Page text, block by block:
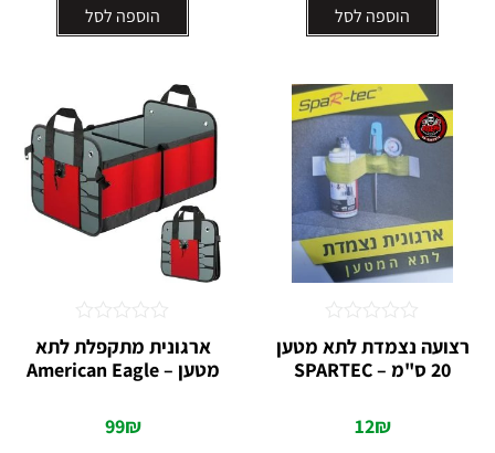
הוספה לסל הוספה לסל
רצועה נצמדת לתא מטען
20 ס"מ – SPARTEC
12₪
0
מתוך
ארגונית מתקפלת לתא
מטען – American Eagle
99₪
דורג
0
מתוך